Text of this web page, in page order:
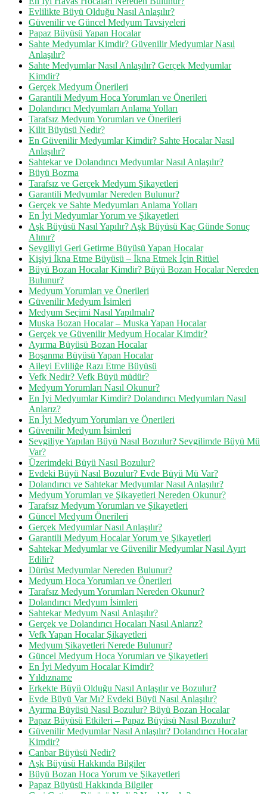
Evlilikte Büyü Olduğu Nasıl Anlaşılır?
Güvenilir ve Güncel Medyum Tavsiyeleri
Papaz Büyüsü Yapan Hocalar
Sahte Medyumlar Kimdir? Güvenilir Medyumlar Nasıl
Anlaşılır?
Sahte Medyumlar Nasıl Anlaşılır? Gerçek Medyumlar
Kimdir?
Gerçek Medyum Önerileri
Garantili Medyum Hoca Yorumları ve Önerileri
Dolandırıcı Medyumları Anlama Yolları
Tarafsız Medyum Yorumları ve Önerileri
Kilit Büyüsü Nedir?
En Güvenilir Medyumlar Kimdir? Sahte Hocalar Nasıl
Anlaşılır?
Sahtekar ve Dolandırıcı Medyumlar Nasıl Anlaşılır?
Büyü Bozma
Tarafsız ve Gerçek Medyum Şikayetleri
Garantili Medyumlar Nereden Bulunur?
Gerçek ve Sahte Medyumları Anlama Yolları
En İyi Medyumlar Yorum ve Şikayetleri
Aşk Büyüsü Nasıl Yapılır? Aşk Büyüsü Kaç Günde Sonuç
Alınır?
Sevgiliyi Geri Getirme Büyüsü Yapan Hocalar
Kişiyi İkna Etme Büyüsü – İkna Etmek İçin Ritüel
Büyü Bozan Hocalar Kimdir? Büyü Bozan Hocalar Nereden
Bulunur?
Medyum Yorumları ve Önerileri
Güvenilir Medyum İsimleri
Medyum Seçimi Nasıl Yapılmalı?
Muska Bozan Hocalar – Muska Yapan Hocalar
Gerçek ve Güvenilir Medyum Hocalar Kimdir?
Ayırma Büyüsü Bozan Hocalar
Boşanma Büyüsü Yapan Hocalar
Aileyi Evliliğe Razı Etme Büyüsü
Vefk Nedir? Vefk Büyü müdür?
Medyum Yorumları Nasıl Okunur?
En İyi Medyumlar Kimdir? Dolandırıcı Medyumları Nasıl
Anlarız?
En İyi Medyum Yorumları ve Önerileri
Güvenilir Medyum İsimleri
Sevgiliye Yapılan Büyü Nasıl Bozulur? Sevgilimde Büyü Mü
Var?
Üzerimdeki Büyü Nasıl Bozulur?
Evdeki Büyü Nasıl Bozulur? Evde Büyü Mü Var?
Dolandırıcı ve Sahtekar Medyumlar Nasıl Anlaşılır?
Medyum Yorumları ve Şikayetleri Nereden Okunur?
Tarafsız Medyum Yorumları ve Şikayetleri
Güncel Medyum Önerileri
Gerçek Medyumlar Nasıl Anlaşılır?
Garantili Medyum Hocalar Yorum ve Şikayetleri
Sahtekar Medyumlar ve Güvenilir Medyumlar Nasıl Ayırt
Edilir?
Dürüst Medyumlar Nereden Bulunur?
Medyum Hoca Yorumları ve Önerileri
Tarafsız Medyum Yorumları Nereden Okunur?
Dolandırıcı Medyum İsimleri
Sahtekar Medyum Nasıl Anlaşılır?
Gerçek ve Dolandırıcı Hocaları Nasıl Anlarız?
Vefk Yapan Hocalar Şikayetleri
Medyum Şikayetleri Nerede Bulunur?
Güncel Medyum Hoca Yorumları ve Şikayetleri
En İyi Medyum Hocalar Kimdir?
Yıldızname
Erkekte Büyü Olduğu Nasıl Anlaşılır ve Bozulur?
Evde Büyü Var Mı? Evdeki Büyü Nasıl Anlaşılır?
Ayırma Büyüsü Nasıl Bozulur? Büyü Bozan Hocalar
Papaz Büyüsü Etkileri – Papaz Büyüsü Nasıl Bozulur?
Güvenilir Medyumlar Nasıl Anlaşılır? Dolandırıcı Hocalar
Kimdir?
Canbar Büyüsü Nedir?
Aşk Büyüsü Hakkında Bilgiler
Büyü Bozan Hoca Yorum ve Şikayetleri
Papaz Büyüsü Hakkında Bilgiler